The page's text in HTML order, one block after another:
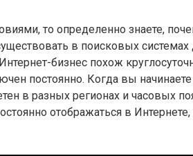
то определенно знаете,
в поисковых системах
бизнес похож
постоянно. Когда вы
в разных регионах и часовых
отображаться в